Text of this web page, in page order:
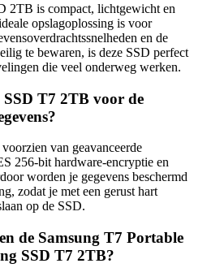
2TB is compact, lichtgewicht en
opslagoplossing is voor
en de
te bewaren, is deze SSD perfect
die veel onderweg werken.
SSD T7 2TB voor de
van geavanceerde
256-bit hardware-encryptie en
worden je gegevens beschermd
zodat je met een gerust hart
op de SSD.
de Samsung T7 Portable
SSD T7 2TB?